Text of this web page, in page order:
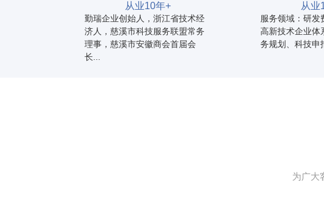
从业10年+
勤瑞企业创始人，浙江省技术经
济人，慈溪市科技服务联盟常务
理事，慈溪市安徽商会首届会
长...
从业
服务领域：研发
高新技术企业体
务规划、科技申
为广大